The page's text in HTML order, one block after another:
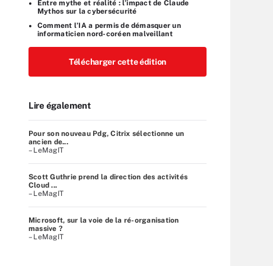
Entre mythe et réalité : l’impact de Claude
Mythos sur la cybersécurité
Comment l’IA a permis de démasquer un
informaticien nord-coréen malveillant
Télécharger cette édition
Lire également
Pour son nouveau Pdg, Citrix sélectionne un
ancien de...
– LeMagIT
Scott Guthrie prend la direction des activités
Cloud ...
– LeMagIT
Microsoft, sur la voie de la ré-organisation
massive ?
– LeMagIT